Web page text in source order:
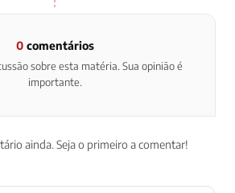
0comentários
sobre esta matéria. Sua opinião é
importante.
ainda. Seja o primeiro a comentar!